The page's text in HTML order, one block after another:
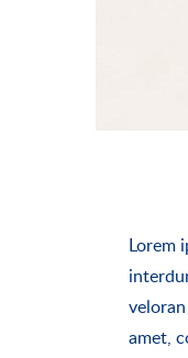
Lorem
amet,